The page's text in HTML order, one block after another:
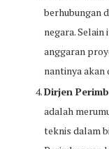
berhubungan
negara.
anggaran
nantinya akan
Dirjen
adalah
teknis dalam